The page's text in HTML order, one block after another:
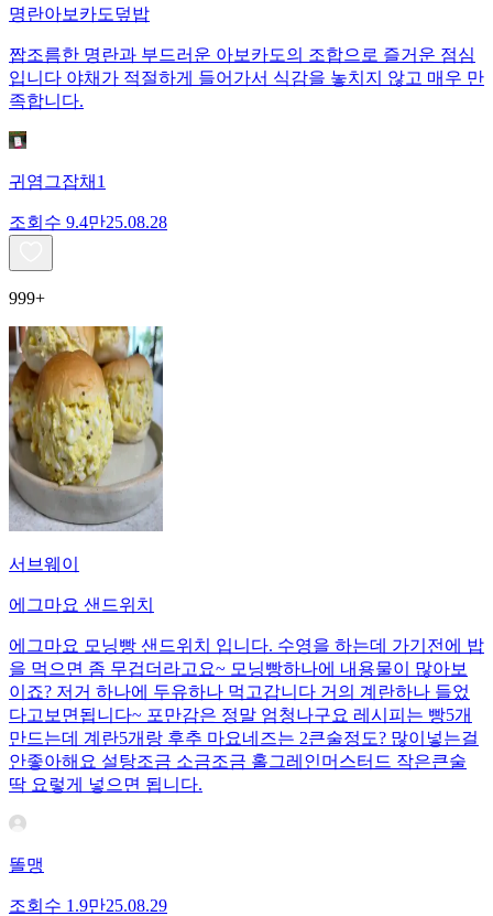
명란아보카도덮밥
짭조름한 명란과 부드러운 아보카도의 조합으로 즐거운 점심
입니다 야채가 적절하게 들어가서 식감을 놓치지 않고 매우 만
족합니다.
귀염그잡채1
조회수 9.4만25.08.28
999+
서브웨이
에그마요 샌드위치
에그마요 모닝빵 샌드위치 입니다. 수영을 하는데 가기전에 밥
을 먹으면 좀 무겁더라고요~ 모닝빵하나에 내용물이 많아보
이죠? 저거 하나에 두유하나 먹고갑니다 거의 계란하나 들었
다고보면됩니다~ 포만감은 정말 엄청나구요 레시피는 빵5개
만드는데 계란5개랑 후추 마요네즈는 2큰술정도? 많이넣는걸
안좋아해요 설탕조금 소금조금 홀그레인머스터드 작은큰술
딱 요렇게 넣으면 됩니다.
똘맹
조회수 1.9만25.08.29